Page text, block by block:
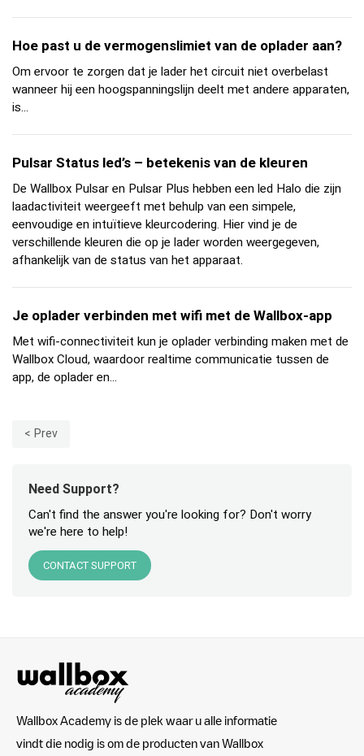
Hoe past u de vermogenslimiet van de oplader aan?
Om ervoor te zorgen dat je lader het circuit niet overbelast
wanneer hij een hoogspanningslijn deelt met andere apparaten,
is...
Pulsar Status led’s – betekenis van de kleuren
De Wallbox Pulsar en Pulsar Plus hebben een led Halo die zijn
laadactiviteit weergeeft met behulp van een simpele,
eenvoudige en intuïtieve kleurcodering. Hier vind je de
verschillende kleuren die op je lader worden weergegeven,
afhankelijk van de status van het apparaat.
Je oplader verbinden met wifi met de Wallbox-app
Met wifi-connectiviteit kun je oplader verbinding maken met de
Wallbox Cloud, waardoor realtime communicatie tussen de
app, de oplader en...
Prev
Need Support?
Can't find the answer you're looking for? Don't worry
we're here to help!
CONTACT SUPPORT
Wallbox Academy is de plek waar u alle informatie
vindt die nodig is om de producten van Wallbox